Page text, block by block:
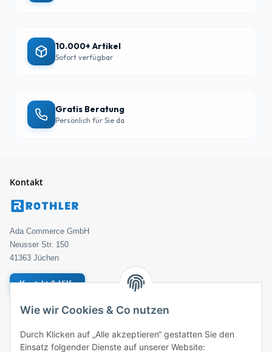
10.000+ Artikel
Sofort verfügbar
Gratis Beratung
Persönlich für Sie da
Kontakt
Ada Commerce GmbH
Neusser Str. 150
41363 Jüchen
Kontakt & Hilfe
Geprüfter Händler
Bestellung
ROTHLER
Wie wir Cookies & Co nutzen
Durch Klicken auf „Alle akzeptieren“ gestatten Sie den
Einsatz folgender Dienste auf unserer Website: